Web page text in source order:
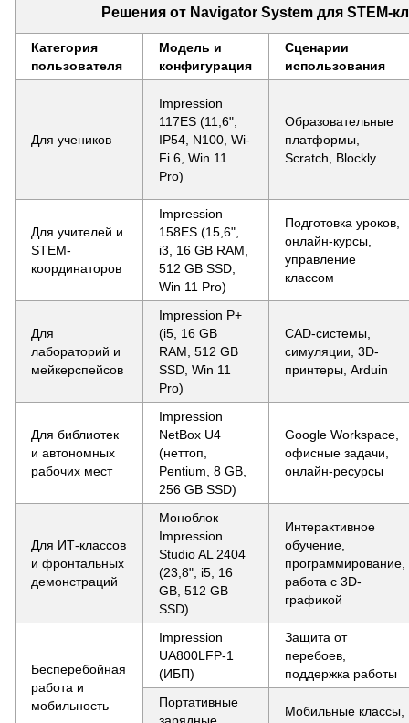
Решения от Navigator System для STEM-
Категория
пользователя
Модель и
конфигурация
Сценарии
использования
Для учеников
Impression
117ES (11,6",
IP54, N100, Wi-
Fi 6, Win 11
Pro)
Образовательные
платформы,
Scratch, Blockly
Для учителей и
STEM-
координаторов
Impression
158ES (15,6",
i3, 16 GB RAM,
512 GB SSD,
Win 11 Pro)
Подготовка уроков,
онлайн-курсы,
управление
классом
Для
лабораторий и
мейкерспейсов
Impression P+
(i5, 16 GB
RAM, 512 GB
SSD, Win 11
Pro)
CAD-системы,
симуляции, 3D-
принтеры, Arduin
Для библиотек
и автономных
рабочих мест
Impression
NetBox U4
(неттоп,
Pentium, 8 GB,
256 GB SSD)
Google Workspace,
офисные задачи,
онлайн-ресурсы
Для ИТ-классов
и фронтальных
демонстраций
Моноблок
Impression
Studio AL 2404
(23,8", i5, 16
GB, 512 GB
SSD)
Интерактивное
обучение,
программирование,
работа с 3D-
графикой
Бесперебойная
работа и
мобильность
Impression
UA800LFP-1
(ИБП)
Защита от
перебоев,
поддержка работы
Портативные
зарядные
Мобильные классы,